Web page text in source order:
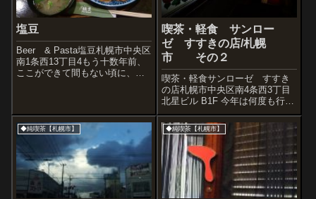
塩豆
Beer & Pasta塩豆札幌市中央区
南1条西13丁目4もう十数年前、
ここができて間もない頃に、
て、毎月利用していたのだが、
なぜかそれ以来忘れてしまって
喫茶・軽食 サンロー
ゼ すすきの店/札幌
市 その２
喫茶・軽食サンローゼ すすき
の店札幌市中央区南4条西3丁目
北星ビル B1F 今年は何度も行け
た、サンローゼ。ススキノの真
ん中、サンローゼ。昭和ゴージ
ャスな、サンローゼ。写真を撮
った日もあったので、何日か分
を掲載。すすきのの真ん中に２
４５席...
◆純喫茶【札幌市】 ◆純喫茶【札幌市】